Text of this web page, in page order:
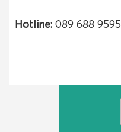
Hotline: 089 688 9595